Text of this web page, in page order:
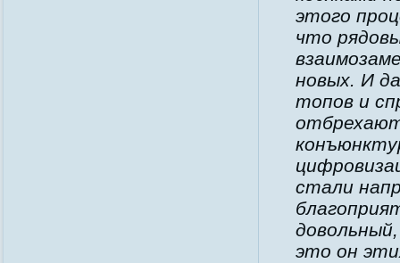
этого
что
новых. И
топов и
стали
это он